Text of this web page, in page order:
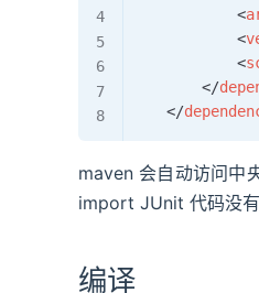
<
<
<
</
</
maven 会自动访问中
import JUnit 代码没
编译